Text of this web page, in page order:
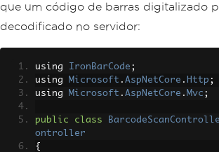
que um código de barras digitalizado
decodificado no servidor:
using IronBarCode ;
using Microsoft . AspNetCore . Http ;
using Microsoft . AspNetCore . Mvc ;
public class
ontroller
{